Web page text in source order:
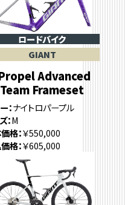
ロードバイク
GIANT
Advanced
Frameset
ナイトロパープル
M
格 ￥550,000
格 ￥605,000